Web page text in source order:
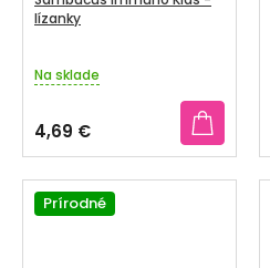
lízanky
Na sklade
4,69 €
Prírodné